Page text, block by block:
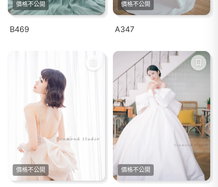
價格不公開
B469
價格不公開
A347
價格不公開 價格不公開